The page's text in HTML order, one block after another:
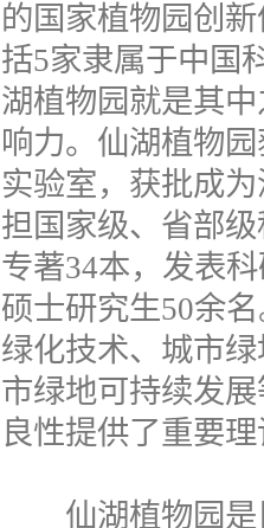
的国家植物园创
括5家隶属于中国
湖植物园就是其
响力。仙湖植物
实验室，获批成
担国家级、省部
专著34本，发表
硕士研究生50余
绿化技术、城市
市绿地可持续发
良性提供了重要
仙湖植物园是